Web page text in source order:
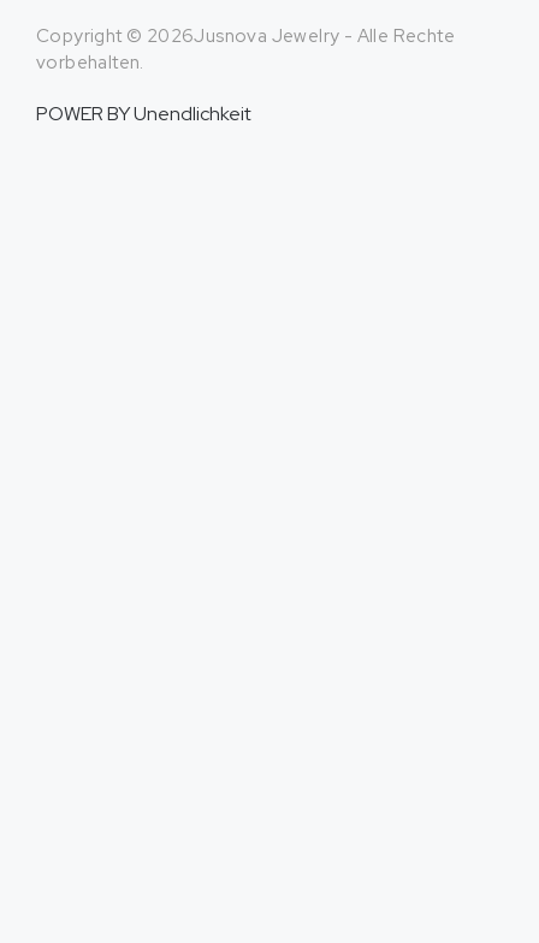
Copyright © 2026Jusnova Jewelry - Alle Rechte
vorbehalten.
POWER BYUnendlichkeit